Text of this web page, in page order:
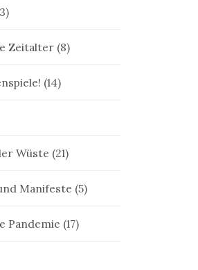
Zeitalter (8)
(14)
Wüste (21)
Manifeste (5)
Pandemie (17)